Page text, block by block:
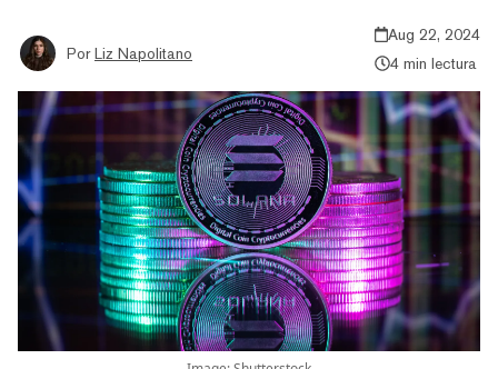
Por Liz Napolitano
Aug 22, 2024
4 min lectura